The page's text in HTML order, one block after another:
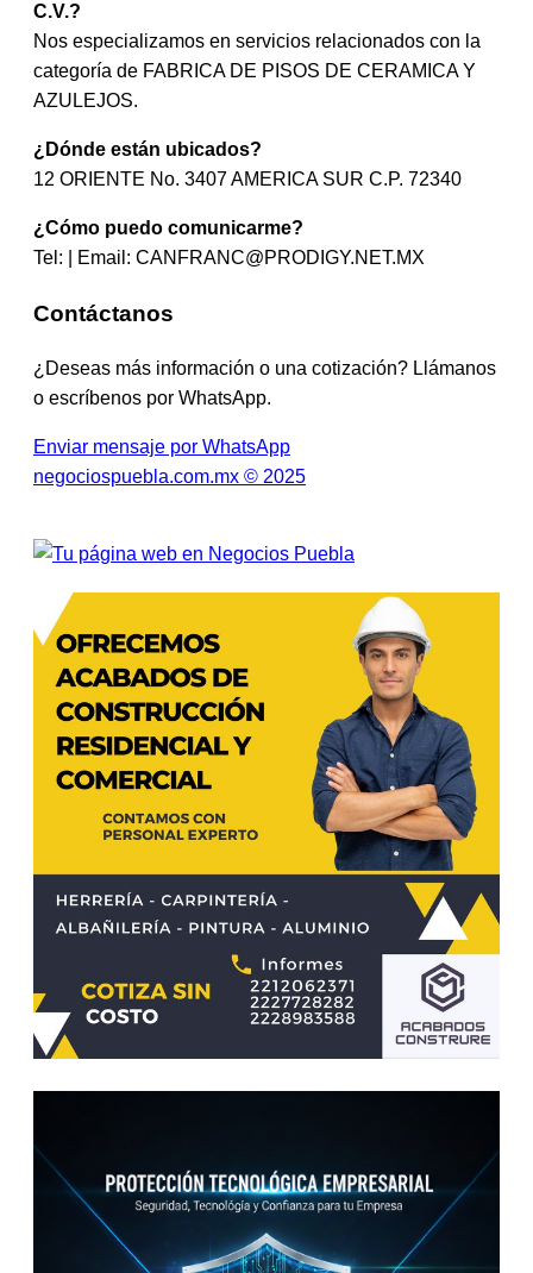
C.V.?
Nos especializamos en servicios relacionados con la
categoría de FABRICA DE PISOS DE CERAMICA Y
AZULEJOS.
¿Dónde están ubicados?
12 ORIENTE No. 3407 AMERICA SUR C.P. 72340
¿Cómo puedo comunicarme?
Tel: | Email: CANFRANC@PRODIGY.NET.MX
Contáctanos
¿Deseas más información o una cotización? Llámanos
o escríbenos por WhatsApp.
Enviar mensaje por WhatsApp
negociospuebla.com.mx © 2025